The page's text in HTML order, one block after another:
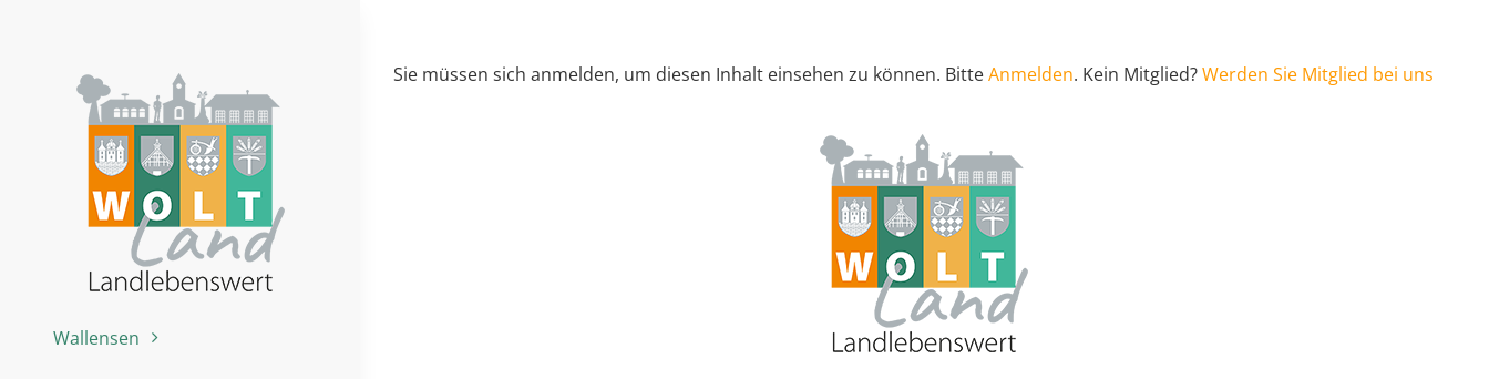
Wallensen
Sie müssen sich anmelden, um diesen Inhalt einsehen zu können. BitteAnmelden. Kein Mitglied?Werden Sie Mitglied bei uns